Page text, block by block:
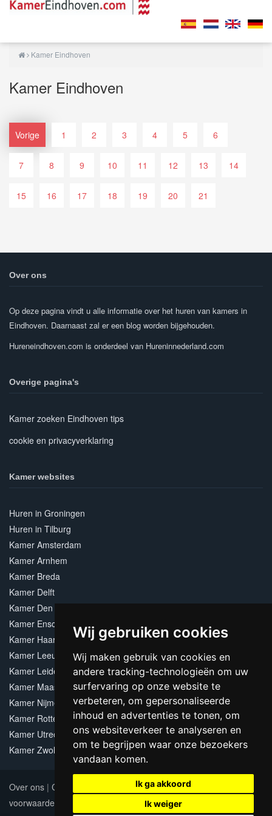
Wij gebruiken cookies
Wij maken gebruik van cookies en
andere tracking-technologieën om uw
surfervaring op onze website te
verbeteren, om gepersonaliseerde
inhoud en advertenties te tonen, om
ons websiteverkeer te analyseren en
om te begrijpen waar onze bezoekers
vandaan komen.
Ik ga akkoord
Ik weiger
Kamer Eindhoven
Kamer Eindhoven
Vorige 1 2 3 4 5 6
7 8 9 10 11 12 13 14
15 16 17 18 19 20 21
Over ons
Op deze pagina vindt u alle informatie over het huren van kamers in
Eindhoven. Daarnaast zal er een blog worden bijgehouden.
Hureneindhoven.com is onderdeel van Hureninnederland.com
Overige pagina's
Kamer zoeken Eindhoven tips
cookie en privacyverklaring
Kamer websites
Huren in Groningen
Huren in Tilburg
Kamer Amsterdam
Kamer Arnhem
Kamer Breda
Kamer Delft
Kamer Den Haag
Kamer Enschede
Kamer Haarlem
Kamer Leeuwarden
Kamer Leiden
Kamer Maastricht
Kamer Nijmegen
Kamer Rotterdam
Kamer Utrecht
Kamer Zwolle
Over ons | Contact |Sitemap|Algemene
voorwaarden
Update cookies preferences